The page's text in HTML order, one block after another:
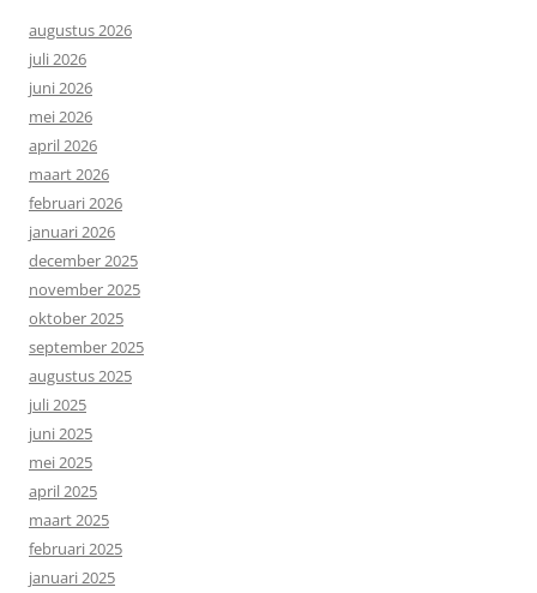
augustus 2026
juli 2026
juni 2026
mei 2026
april 2026
maart 2026
februari 2026
januari 2026
december 2025
november 2025
oktober 2025
september 2025
augustus 2025
juli 2025
juni 2025
mei 2025
april 2025
maart 2025
februari 2025
januari 2025